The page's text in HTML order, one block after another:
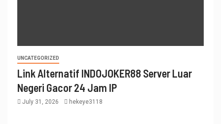
UNCATEGORIZED
Link Alternatif INDOJOKER88 Server Luar
Negeri Gacor 24 Jam IP
July 31, 2026 hekeye3118